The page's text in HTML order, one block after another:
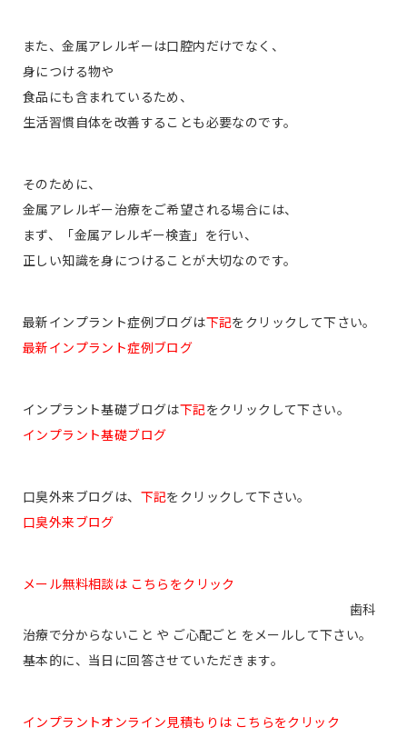
また、金属アレルギーは口腔内だけでなく、
身につける物や
食品にも含まれているため、
生活習慣自体を改善することも必要なのです。
そのために、
金属アレルギー治療をご希望される場合には、
まず、「金属アレルギー検査」を行い、
正しい知識を身につけることが大切なのです。
最新インプラント症例ブログは下記をクリックして下さい。
最新インプラント症例ブログ
インプラント基礎ブログは下記をクリックして下さい。
インプラント基礎ブログ
口臭外来ブログは、 下記をクリックして下さい。
口臭外来ブログ
メール無料相談は こちらをクリック
歯科
治療で分からないこと や ご心配ごと をメールして下さい。
基本的に、当日に回答させていただきます。
インプラントオンライン見積もりは こちらをクリック